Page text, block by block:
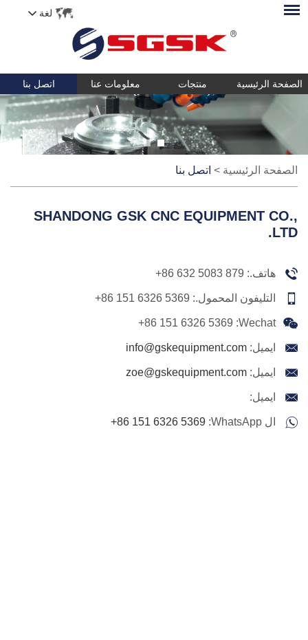
لغة
الصفحة الرئيسية منتجات معلومات عنا اتصل بنا
الصفحة الرئيسية > اتصل بنا
SHANDONG GSK CNC EQUIPMENT CO.,
LTD.
هاتف.: +86 632 5083 879
التليفون المحمول.: +86 151 6326 5369
Wechat:
+86 151 6326 5369
ايميل: info@gskequipment.com
ايميل: zoe@gskequipment.com
ايميل:
ال WhatsApp: +86 151 6326 5369